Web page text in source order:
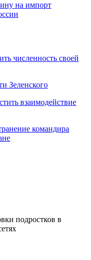
на импорт
численность своей
Зеленского
взаимодействие
командира
подростков в